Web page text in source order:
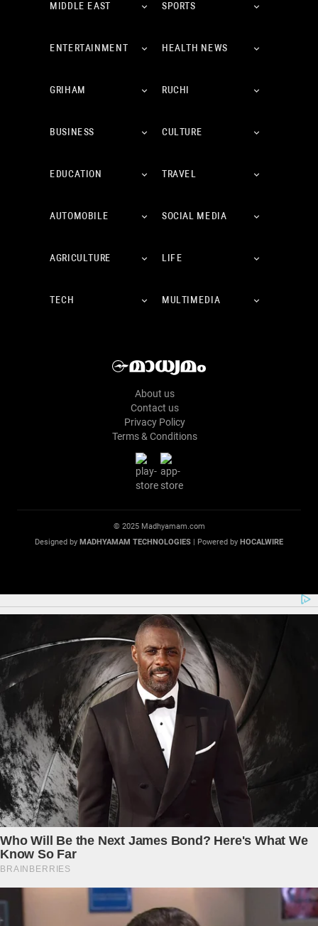
MIDDLE EAST SPORTS
ENTERTAINMENT HEALTH NEWS
GRIHAM RUCHI
BUSINESS CULTURE
EDUCATION TRAVEL
AUTOMOBILE SOCIAL MEDIA
AGRICULTURE LIFE
TECH MULTIMEDIA
About us
Contact us
Privacy Policy
Terms & Conditions
© 2025 Madhyamam.com
Designed by MADHYAMAM TECHNOLOGIES | Powered by HOCALWIRE